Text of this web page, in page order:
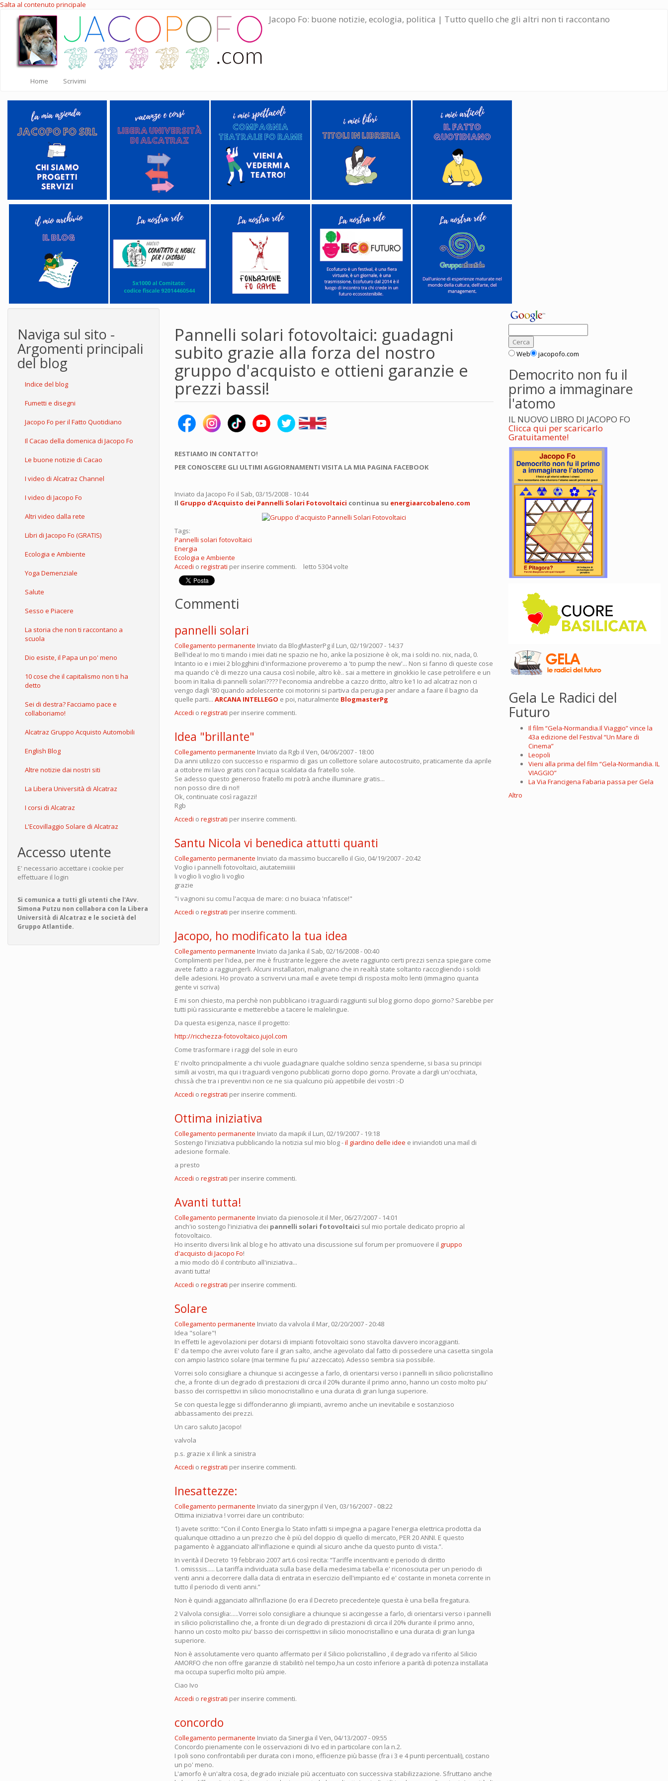
Salta al contenuto principale
Jacopo Fo: buone notizie, ecologia, politica | Tutto quello che gli altri non ti raccontano
Home Scrivimi
Naviga sul sito -
Argomenti principali
del blog
Indice del blog
Fumetti e disegni
Jacopo Fo per il Fatto Quotidiano
Il Cacao della domenica di Jacopo Fo
Le buone notizie di Cacao
I video di Alcatraz Channel
I video di Jacopo Fo
Altri video dalla rete
Libri di Jacopo Fo (GRATIS)
Ecologia e Ambiente
Yoga Demenziale
Salute
Sesso e Piacere
La storia che non ti raccontano a
scuola
Dio esiste, il Papa un po' meno
10 cose che il capitalismo non ti ha
detto
Sei di destra? Facciamo pace e
collaboriamo!
Alcatraz Gruppo Acquisto Automobili
English Blog
Altre notizie dai nostri siti
La Libera Università di Alcatraz
I corsi di Alcatraz
L'Ecovillaggio Solare di Alcatraz
Accesso utente
E' necessario accettare i cookie per
effettuare il login
Si comunica a tutti gli utenti che l'Avv.
Simona Putzu non collabora con la Libera
Università di Alcatraz e le società del
Gruppo Atlantide.
Pannelli solari fotovoltaici: guadagni
subito grazie alla forza del nostro
gruppo d'acquisto e ottieni garanzie e
prezzi bassi!
RESTIAMO IN CONTATTO!
PER CONOSCERE GLI ULTIMI AGGIORNAMENTI VISITA LA MIA PAGINA FACEBOOK
Inviato da Jacopo Fo il Sab, 03/15/2008 - 10:44
Il Gruppo d'Acquisto dei Pannelli Solari Fotovoltaici continua su energiaarcobaleno.com
Tags:
Pannelli solari fotovoltaici
Energia
Ecologia e Ambiente
Accedi o registrati per inserire commenti. letto 5304 volte
Commenti
pannelli solari
Collegamento permanente Inviato da BlogMasterPg il Lun, 02/19/2007 - 14:37
Bell'idea! Io mo ti mando i miei dati ne spazio ne ho, anke la posizione è ok, ma i soldi no. nix, nada, 0.
Intanto io e i miei 2 blogghini d'informazione proveremo a 'to pump the new'... Non si fanno di queste cose
ma quando c'è di mezzo una causa così nobile, altro kè.. sai a mettere in ginokkio le case petrolifere e un
boom in Italia di pannelli solari???? l'economia andrebbe a cazzo dritto, altro ke1 Io ad alcatraz non ci
vengo dagli '80 quando adolescente coi motorini si partiva da perugia per andare a faare il bagno da
quelle parti... ARCANA INTELLEGO e poi, naturalmente BlogmasterPg
Accedi o registrati per inserire commenti.
Idea "brillante"
Collegamento permanente Inviato da Rgb il Ven, 04/06/2007 - 18:00
Da anni utilizzo con successo e risparmio di gas un collettore solare autocostruito, praticamente da aprile
a ottobre mi lavo gratis con l'acqua scaldata da fratello sole.
Se adesso questo generoso fratello mi potrà anche illuminare gratis...
non posso dire di no!!
Ok, continuate così ragazzi!
Rgb
Accedi o registrati per inserire commenti.
Santu Nicola vi benedica attutti quanti
Collegamento permanente Inviato da massimo buccarello il Gio, 04/19/2007 - 20:42
Voglio i pannelli fotovoltaici, aiutatemiiiiii
li voglio li voglio li voglio
grazie
"i vagnoni su comu l'acqua de mare: ci no buiaca 'nfatisce!"
Accedi o registrati per inserire commenti.
Jacopo, ho modificato la tua idea
Collegamento permanente Inviato da Janka il Sab, 02/16/2008 - 00:40
Complimenti per l'idea, per me è frustrante leggere che avete raggiunto certi prezzi senza spiegare come
avete fatto a raggiungerli. Alcuni installatori, malignano che in realtà state soltanto raccogliendo i soldi
delle adesioni. Ho provato a scrivervi una mail e avete tempi di risposta molto lenti (immagino quanta
gente vi scriva)
E mi son chiesto, ma perchè non pubblicano i traguardi raggiunti sul blog giorno dopo giorno? Sarebbe per
tutti più rassicurante e metterebbe a tacere le malelingue.
Da questa esigenza, nasce il progetto:
http://ricchezza-fotovoltaico.jujol.com
Come trasformare i raggi del sole in euro
E' rivolto principalmente a chi vuole guadagnare qualche soldino senza spenderne, si basa su principi
simili ai vostri, ma qui i traguardi vengono pubblicati giorno dopo giorno. Provate a dargli un'occhiata,
chissà che tra i preventivi non ce ne sia qualcuno più appetibile dei vostri :-D
Accedi o registrati per inserire commenti.
Ottima iniziativa
Collegamento permanente Inviato da mapik il Lun, 02/19/2007 - 19:18
Sostengo l'iniziativa pubblicando la notizia sul mio blog -il giardino delle idee e inviandoti una mail di
adesione formale.
a presto
Accedi o registrati per inserire commenti.
Avanti tutta!
Collegamento permanente Inviato da pienosole.it il Mer, 06/27/2007 - 14:01
anch'io sostengo l'iniziativa dei pannelli solari fotovoltaici sul mio portale dedicato proprio al
fotovoltaico.
Ho inserito diversi link al blog e ho attivato una discussione sul forum per promuovere il gruppo
d'acquisto di Jacopo Fo!
a mio modo dò il contributo all'iniziativa...
avanti tutta!
Accedi o registrati per inserire commenti.
Solare
Collegamento permanente Inviato da valvola il Mar, 02/20/2007 - 20:48
Idea "solare"!
In effetti le agevolazioni per dotarsi di impianti fotovoltaici sono stavolta davvero incoraggianti.
E' da tempo che avrei voluto fare il gran salto, anche agevolato dal fatto di possedere una casetta singola
con ampio lastrico solare (mai termine fu piu' azzeccato). Adesso sembra sia possibile.
Vorrei solo consigliare a chiunque si accingesse a farlo, di orientarsi verso i pannelli in silicio policristallino
che, a fronte di un degrado di prestazioni di circa il 20% durante il primo anno, hanno un costo molto piu'
basso dei corrispettivi in silicio monocristallino e una durata di gran lunga superiore.
Se con questa legge si diffonderanno gli impianti, avremo anche un inevitabile e sostanzioso
abbassamento dei prezzi.
Un caro saluto Jacopo!
valvola
p.s. grazie x il link a sinistra
Accedi o registrati per inserire commenti.
Inesattezze:
Collegamento permanente Inviato da sinergypn il Ven, 03/16/2007 - 08:22
Ottima iniziativa ! vorrei dare un contributo:
1) avete scritto: “Con il Conto Energia lo Stato infatti si impegna a pagare l'energia elettrica prodotta da
qualunque cittadino a un prezzo che è più del doppio di quello di mercato, PER 20 ANNI. E questo
pagamento è agganciato all'inflazione e quindi al sicuro anche da questo punto di vista.”.
In verità il Decreto 19 febbraio 2007 art.6 così recita: “Tariffe incentivanti e periodo di diritto
1. omisssis..... La tariffa individuata sulla base della medesima tabella e' riconosciuta per un periodo di
venti anni a decorrere dalla data di entrata in esercizio dell'impianto ed e' costante in moneta corrente in
tutto il periodo di venti anni.”
Non è quindi agganciato all’inflazione (lo era il Decreto precedente)e questa è una bella fregatura.
2 Valvola consiglia:.....Vorrei solo consigliare a chiunque si accingesse a farlo, di orientarsi verso i pannelli
in silicio policristallino che, a fronte di un degrado di prestazioni di circa il 20% durante il primo anno,
hanno un costo molto piu' basso dei corrispettivi in silicio monocristallino e una durata di gran lunga
superiore.
Non è assolutamente vero quanto affermato per il Silicio policristallino , il degrado va riferito al Silicio
AMORFO che non offre garanzie di stabilitò nel tempo,ha un costo inferiore a parità di potenza installata
ma occupa superfici molto più ampie.
Ciao Ivo
Accedi o registrati per inserire commenti.
concordo
Collegamento permanente Inviato da Sinergia il Ven, 04/13/2007 - 09:55
Concordo pienamente con le osservazioni di Ivo ed in particolare con la n.2.
I poli sono confrontabili per durata con i mono, efficienze più basse (fra i 3 e 4 punti percentuali), costano
un po' meno.
L'amorfo è un'altra cosa, degrado iniziale più accentuato con successiva stabilizzazione. Sfruttano anche
Web jacopofo.com
Democrito non fu il
primo a immaginare
l'atomo
IL NUOVO LIBRO DI JACOPO FO
Clicca qui per scaricarlo
Gratuitamente!
Gela Le Radici del
Futuro
Il film “Gela-Normandia.Il Viaggio” vince la
43a edizione del Festival “Un Mare di
Cinema”
Leopoli
Vieni alla prima del film “Gela-Normandia. IL
VIAGGIO”
La Via Francigena Fabaria passa per Gela
Altro